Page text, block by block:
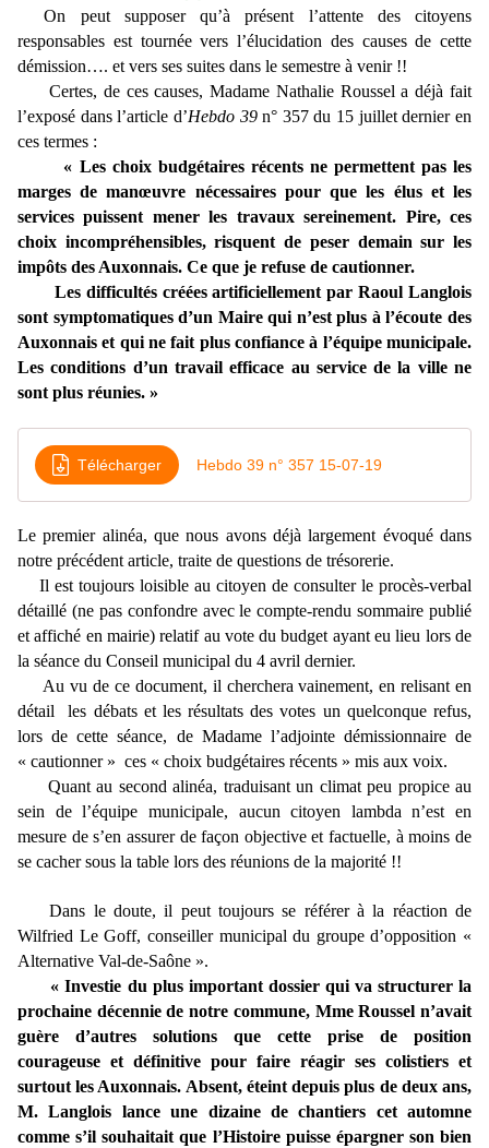
On peut supposer qu’à présent l’attente des citoyens
responsables est tournée vers l’élucidation des causes de cette
démission…. et vers ses suites dans le semestre à venir !!
Certes, de ces causes, Madame Nathalie Roussel a déjà fait
l’exposé dans l’article d’Hebdo 39n° 357 du 15 juillet dernier en
ces termes :
« Les choix budgétaires récents ne permettent pas les
marges de manœuvre nécessaires pour que les élus et les
services puissent mener les travaux sereinement. Pire, ces
choix incompréhensibles, risquent de peser demain sur les
impôts des Auxonnais. Ce que je refuse de cautionner.
Les difficultés créées artificiellement par Raoul Langlois
sont symptomatiques d’un Maire qui n’est plus à l’écoute des
Auxonnais et qui ne fait plus confiance à l’équipe municipale.
Les conditions d’un travail efficace au service de la ville ne
sont plus réunies. »
Télécharger Hebdo 39 n° 357 15-07-19
Le premier alinéa, que nous avons déjà largement évoqué dans
notre précédent article, traite de questions de trésorerie.
Il est toujours loisible au citoyen de consulter le procès-verbal
détaillé (ne pas confondre avec le compte-rendu sommaire publié
et affiché en mairie) relatif au vote du budget ayant eu lieu lors de
la séance du Conseil municipal du 4 avril dernier.
Au vu de ce document, il cherchera vainement, en relisant en
détail les débats et les résultats des votes un quelconque refus,
lors de cette séance, de Madame l’adjointe démissionnaire de
« cautionner » ces « choix budgétaires récents » mis aux voix.
Quant au second alinéa, traduisant un climat peu propice au
sein de l’équipe municipale, aucun citoyen lambda n’est en
mesure de s’en assurer de façon objective et factuelle, à moins de
se cacher sous la table lors des réunions de la majorité !!
Dans le doute, il peut toujours se référer à la réaction de
Wilfried Le Goff, conseiller municipal du groupe d’opposition «
Alternative Val-de-Saône ».
« Investie du plus important dossier qui va structurer la
prochaine décennie de notre commune, Mme Roussel n’avait
guère d’autres solutions que cette prise de position
courageuse et définitive pour faire réagir ses colistiers et
surtout les Auxonnais. Absent, éteint depuis plus de deux ans,
M. Langlois lance une dizaine de chantiers cet automne
comme s’il souhaitait que l’Histoire puisse épargner son bien